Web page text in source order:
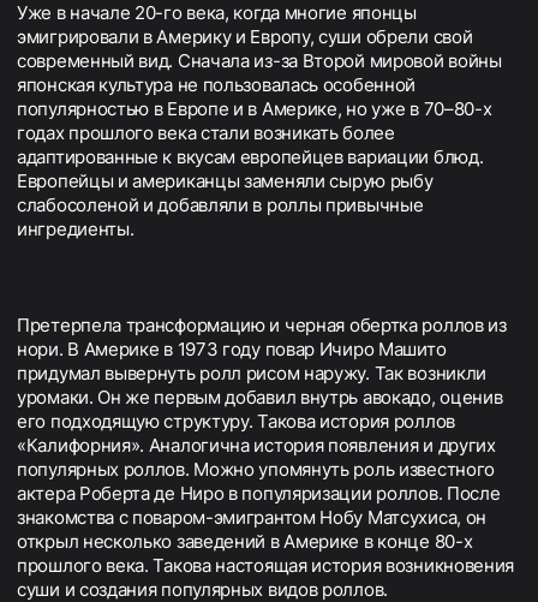
Уже в начале 20-го века, когда многие японцы
эмигрировали в Америку и Европу, суши обрели свой
современный вид. Сначала из-за Второй мировой войны
японская культура не пользовалась особенной
популярностью в Европе и в Америке, но уже в 70–80-х
годах прошлого века стали возникать более
адаптированные к вкусам европейцев вариации блюд.
Европейцы и американцы заменяли сырую рыбу
слабосоленой и добавляли в роллы привычные
ингредиенты.
Претерпела трансформацию и черная обертка роллов из
нори. В Америке в 1973 году повар Ичиро Машито
придумал вывернуть ролл рисом наружу. Так возникли
уромаки. Он же первым добавил внутрь авокадо, оценив
его подходящую структуру. Такова история роллов
«Калифорния». Аналогична история появления и других
популярных роллов. Можно упомянуть роль известного
актера Роберта де Ниро в популяризации роллов. После
знакомства с поваром-эмигрантом Нобу Матсухиса, он
открыл несколько заведений в Америке в конце 80-х
прошлого века. Такова настоящая история возникновения
суши и создания популярных видов роллов.